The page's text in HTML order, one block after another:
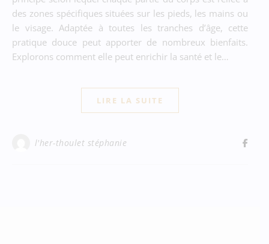
des zones spécifiques situées sur les pieds, les mains ou
le visage. Adaptée à toutes les tranches d’âge, cette
pratique douce peut apporter de nombreux bienfaits.
Explorons comment elle peut enrichir la santé et le…
LIRE LA SUITE
l'her-thoulet stéphanie